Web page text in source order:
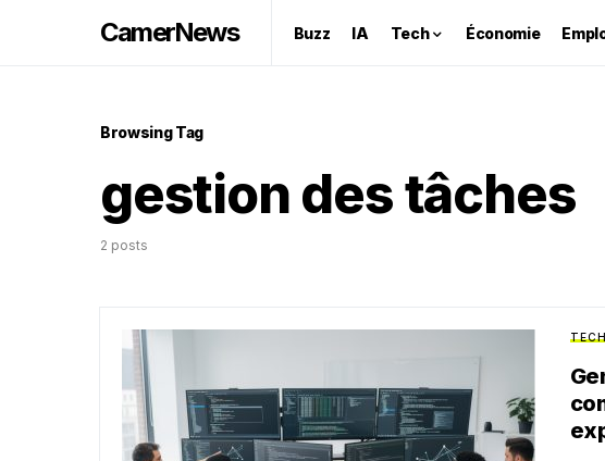
CamerNews Buzz IA Tech Économie
Browsing Tag
gestion des tâches
2 posts